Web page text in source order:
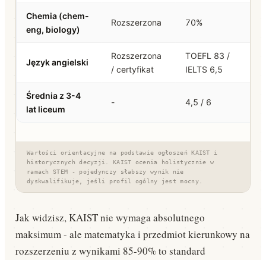
Chemia (chem-
eng, biology)
Rozszerzona 70%
Język angielski
Rozszerzona
/ certyfikat
TOEFL 83 /
IELTS 6,5
Średnia z 3-4
lat liceum
- 4,5 / 6
Wartości orientacyjne na podstawie ogłoszeń KAIST i
historycznych decyzji. KAIST ocenia holistycznie w
ramach STEM - pojedynczy słabszy wynik nie
dyskwalifikuje, jeśli profil ogólny jest mocny.
Jak widzisz, KAIST nie wymaga absolutnego
maksimum - ale matematyka i przedmiot kierunkowy na
rozszerzeniu z wynikami 85-90% to standard